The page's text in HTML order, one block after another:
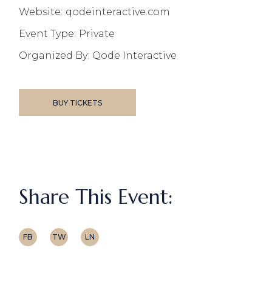
Website: qodeinteractive.com
Event Type: Private
Organized By: Qode Interactive
BUY TICKETS
Share This Event:
FB TW LN